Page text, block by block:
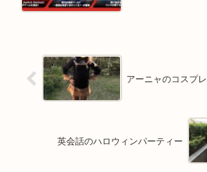
アーニャのコスプレ
英会話のハロウィンパーティー